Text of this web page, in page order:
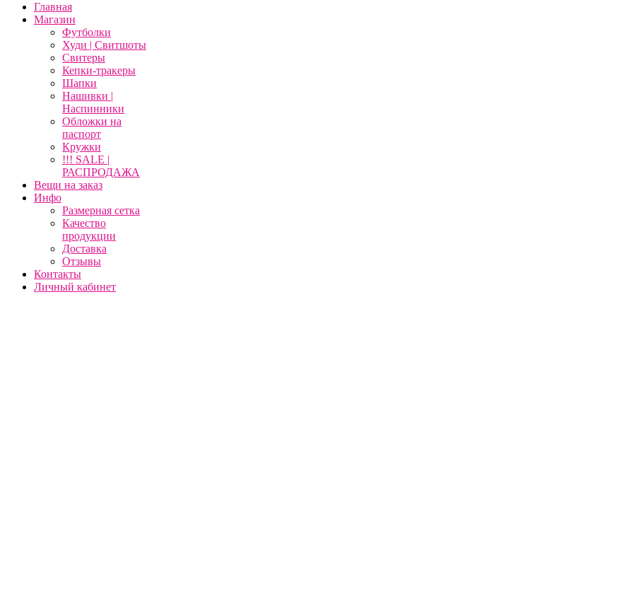
Главная
Магазин
Футболки
Худи | Свитшоты
Свитеры
Кепки-тракеры
Шапки
Нашивки |
Наспинники
Обложки на
паспорт
Кружки
!!! SALE |
РАСПРОДАЖА
Вещи на заказ
Инфо
Размерная сетка
Качество
продукции
Доставка
Отзывы
Контакты
Личный кабинет